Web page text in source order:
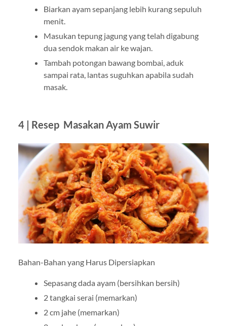
Biarkan ayam sepanjang lebih kurang sepuluh
menit.
Masukan tepung jagung yang telah digabung
dua sendok makan air ke wajan.
Tambah potongan bawang bombai, aduk
sampai rata, lantas suguhkan apabila sudah
masak.
4 | Resep Masakan Ayam Suwir
Bahan-Bahan yang Harus Dipersiapkan
Sepasang dada ayam (bersihkan bersih)
2 tangkai serai (memarkan)
2 cm jahe (memarkan)